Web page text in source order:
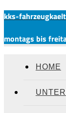
kks-
montags bis
HOME